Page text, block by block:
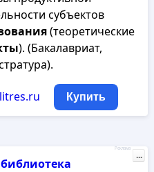
субъектов
(теоретические
). (Бакалавриат,
Купить
Реклама
...